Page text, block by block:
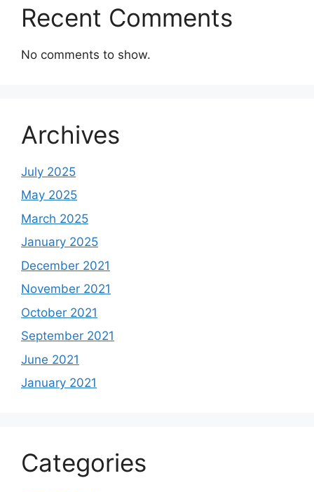
Recent Comments
No comments to show.
Archives
July 2025
May 2025
March 2025
January 2025
December 2021
November 2021
October 2021
September 2021
June 2021
January 2021
Categories